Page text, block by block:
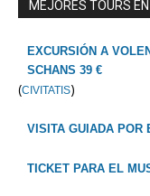
MEJORES TOURS
EXCURSIÓN A
SCHANS 39 €
(CIVITATIS)
VISITA GUIADA POR
TICKET PARA EL